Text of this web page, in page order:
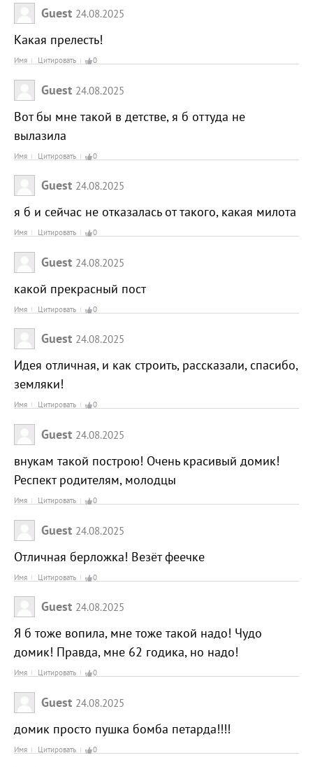
Guest 24.08.2025
Какая прелесть!
Имя Цитировать 0
Guest 24.08.2025
Вот бы мне такой в детстве, я б оттуда не
вылазила
Имя Цитировать 0
Guest 24.08.2025
я б и сейчас не отказалась от такого, какая милота
Имя Цитировать 0
Guest 24.08.2025
какой прекрасный пост
Имя Цитировать 0
Guest 24.08.2025
Идея отличная, и как строить, рассказали, спасибо,
земляки!
Имя Цитировать 0
Guest 24.08.2025
внукам такой построю! Очень красивый домик!
Респект родителям, молодцы
Имя Цитировать 0
Guest 24.08.2025
Отличная берложка! Везёт феечке
Имя Цитировать 0
Guest 24.08.2025
Я б тоже вопила, мне тоже такой надо! Чудо
домик! Правда, мне 62 годика, но надо!
Имя Цитировать 0
Guest 24.08.2025
домик просто пушка бомба петарда!!!!
Имя Цитировать 0